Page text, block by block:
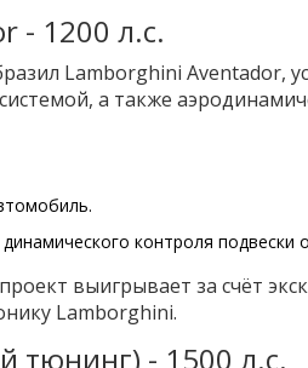
- 1200 л.с.
Lamborghini Aventador,
а также
контроля подвески
выигрывает за счёт
Lamborghini.
тюнинг) - 1500 л.с.